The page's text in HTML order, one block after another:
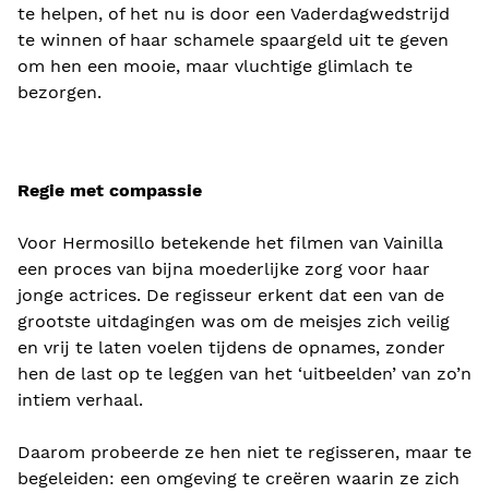
te helpen, of het nu is door een Vaderdagwedstrijd
te winnen of haar schamele spaargeld uit te geven
om hen een mooie, maar vluchtige glimlach te
bezorgen.
Regie met compassie
Voor Hermosillo betekende het filmen van Vainilla
een proces van bijna moederlijke zorg voor haar
jonge actrices. De regisseur erkent dat een van de
grootste uitdagingen was om de meisjes zich veilig
en vrij te laten voelen tijdens de opnames, zonder
hen de last op te leggen van het ‘uitbeelden’ van zo’n
intiem verhaal.
Daarom probeerde ze hen niet te regisseren, maar te
begeleiden: een omgeving te creëren waarin ze zich